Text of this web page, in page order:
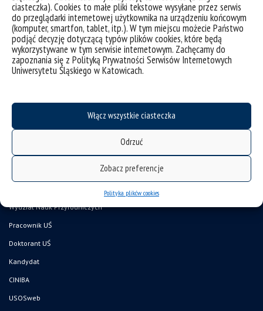
ciasteczka). Cookies to małe pliki tekstowe wysyłane przez serwis
do przeglądarki internetowej użytkownika na urządzeniu końcowym
(komputer, smartfon, tablet, itp.). W tym miejscu możecie Państwo
podjąć decyzję dotyczącą typów plików cookies, które będą
wykorzystywane w tym serwisie internetowym. Zachęcamy do
zapoznania się z Polityką Prywatności Serwisów Internetowych
Uniwersytetu Śląskiego w Katowicach.
Włącz wszystkie ciasteczka
Odrzuć
Zobacz preferencje
Polityka plików cookies
kategorie:aktualności osiągnięcia śląski festiwal nauki
wiadomości
tagi :entomologia hug a bug isometopinae konkurs osiągnięcie
pluskwiaki
śląski festiwal nauki
zespoły mocy
Wydział Nauk Przyrodniczych
Pracownik UŚ
Doktorant UŚ
Kandydat
CINIBA
USOSweb